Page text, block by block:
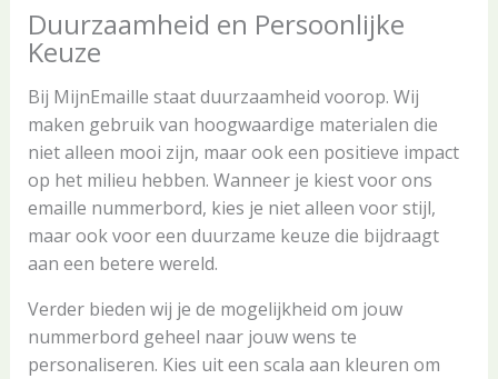
Duurzaamheid en Persoonlijke
Keuze
Bij MijnEmaille staat duurzaamheid voorop. Wij
maken gebruik van hoogwaardige materialen die
niet alleen mooi zijn, maar ook een positieve impact
op het milieu hebben. Wanneer je kiest voor ons
emaille nummerbord, kies je niet alleen voor stijl,
maar ook voor een duurzame keuze die bijdraagt
aan een betere wereld.
Verder bieden wij je de mogelijkheid om jouw
nummerbord geheel naar jouw wens te
personaliseren. Kies uit een scala aan kleuren om